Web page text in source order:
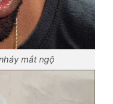
mắt ngộ